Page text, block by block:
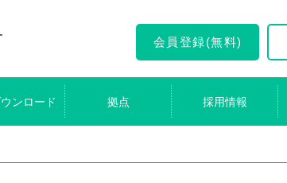
会員登録(無料)
ンロード 拠点 採用情報